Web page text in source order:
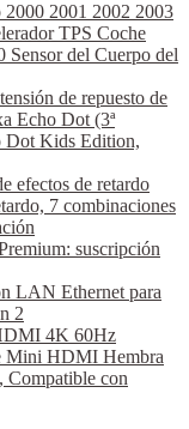
2000 2001 2002 2003
TPS Coche
del Cuerpo del
de repuesto de
Echo Dot (3ª
Dot Kids Edition,
efectos de retardo
7 combinaciones
suscripción
LAN Ethernet para
2
4K 60Hz
Mini HDMI Hembra
con